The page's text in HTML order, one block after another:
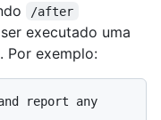
/after
executado uma
Por exemplo:
report any